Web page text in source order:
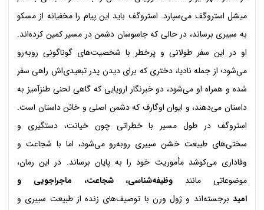
میشل استروگف می‌سپارد. استروگف باید این پیام را مخفیانه از مسکو
به سیبری برساند، در حالی که جاسوسان دشمن در مسیر کمین کرده‌اند.
او در این سفر طولانی و پرخطر با شخصیت‌های گوناگونی روبه‌رو
می‌شود؛ از جمله نادیا، دختری که برای دیدن پدر تبعیدی‌اش راهی سفر
شده و همراه او می‌شود، دو خبرنگار اروپایی که گاهی لحنی طنزآمیز به
داستان می‌دهند، و ایوان اوگارف که دشمن اصلی و خائن داستان است.
استروگف در طول مسیر با خطراتی چون خیانت، دستگیری و
سختی‌های طبیعت خشن سیبری روبه‌رو می‌شود، اما با شجاعت و
وفاداری می‌کوشد مأموریت خود را به پایان برساند. در این رمان،
موضوعاتی مانند وظیفه‌شناسی، شجاعت، ماجراجویی و
امید برجسته‌اند و ژول ورن با توصیف‌های زنده از طبیعت سیبری و